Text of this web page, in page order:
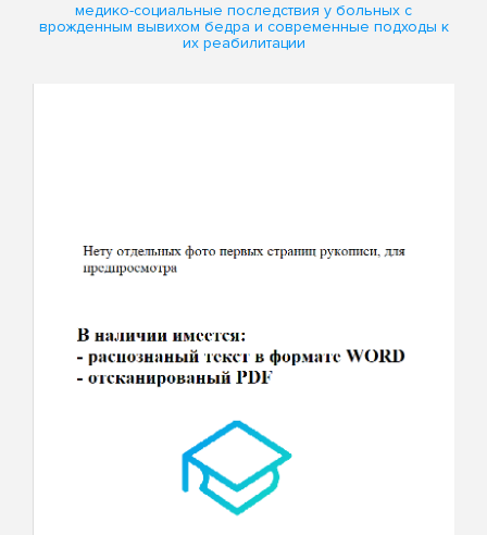
медико-социальные последствия у больных с
врожденным вывихом бедра и современные подходы к
их реабилитации